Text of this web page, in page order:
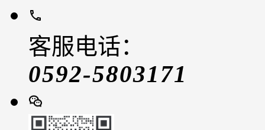
客服电话：
0592-5803171